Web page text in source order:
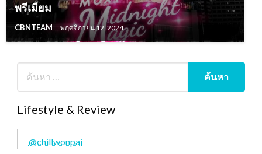
พรีเมียม
CBNTEAM พฤศจิกายน 12, 2024
Lifestyle & Review
@chillwonpai